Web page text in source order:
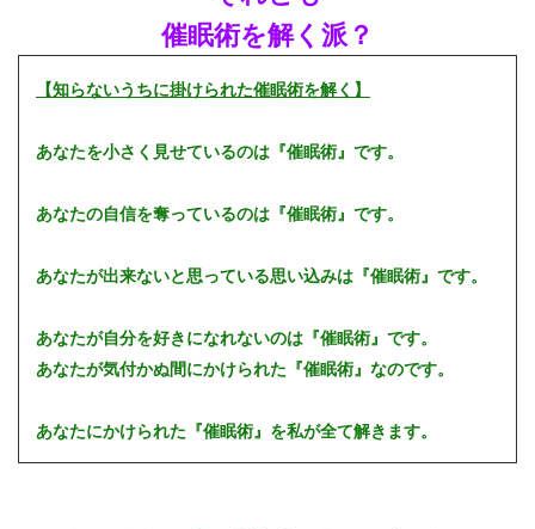
催眠術を解く派？
【知らないうちに掛けられた催眠術を解く】
あなたを小さく見せているのは『催眠術』です。
あなたの自信を奪っているのは『催眠術』です。
あなたが出来ないと思っている思い込みは『催眠術』です。
あなたが自分を好きになれないのは『催眠術』です。
あなたが気付かぬ間にかけられた『催眠術』なのです。
あなたにかけられた『催眠術』を私が全て解きます。